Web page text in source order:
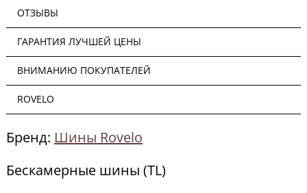
ОТЗЫВЫ
ГАРАНТИЯ ЛУЧШЕЙ ЦЕНЫ
ВНИМАНИЮ ПОКУПАТЕЛЕЙ
ROVELO
Бренд: Шины Rovelo
Бескамерные шины (TL)